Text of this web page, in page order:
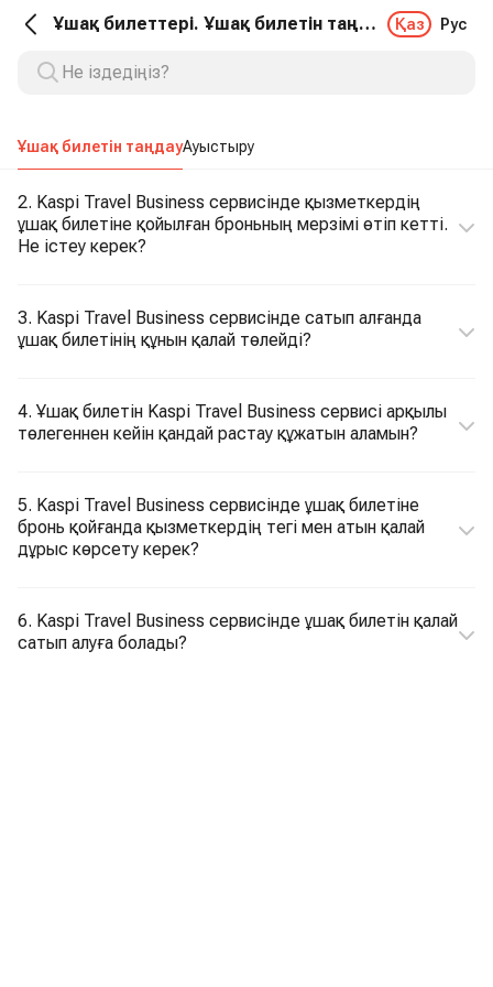
Ұшақ билеттері. Ұшақ билетін таңдау Қаз Рус
Ұшақ билетін таңдауАуыстыру
2. Kaspi Travel Business сервисінде қызметкердің
ұшақ билетіне қойылған броньның мерзімі өтіп кетті.
Не істеу керек?
3. Kaspi Travel Business сервисінде сатып алғанда
ұшақ билетінің құнын қалай төлейді?
4. Ұшақ билетін Kaspi Travel Business сервисі арқылы
төлегеннен кейін қандай растау құжатын аламын?
5. Kaspi Travel Business сервисінде ұшақ билетіне
бронь қойғанда қызметкердің тегі мен атын қалай
дұрыс көрсету керек?
6. Kaspi Travel Business сервисінде ұшақ билетін қалай
сатып алуға болады?